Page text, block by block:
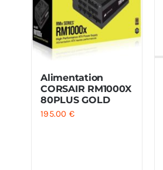
Alimentation
CORSAIR RM1000X
80PLUS GOLD
195.00 €